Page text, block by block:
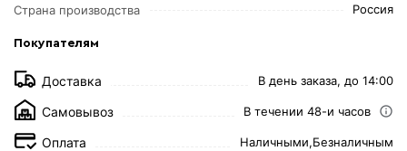
Страна производства
Россия
Покупателям
Доставка В день заказа, до 14:00
Самовывоз В течении 48-и часов
Оплата Наличными,Безналичным